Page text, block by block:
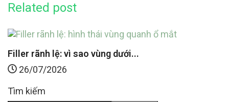
Related post
Filler rãnh lệ: vì sao vùng dưới...
26/07/2026
Tìm kiếm